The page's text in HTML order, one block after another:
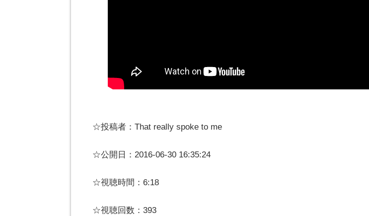
☆投稿者：That really spoke to me
☆公開日：2016-06-30 16:35:24
☆視聴時間：6:18
☆視聴回数：393